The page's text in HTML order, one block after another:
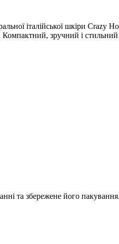
італійської шкіри Crazy
Компактний, зручний і
та збережене його